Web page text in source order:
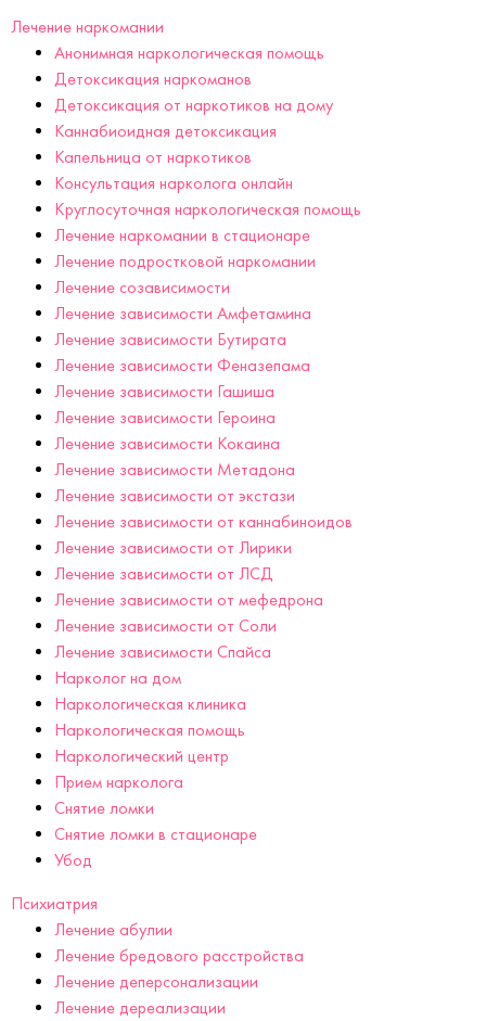
Лечение наркомании
Анонимная наркологическая помощь
Детоксикация наркоманов
Детоксикация от наркотиков на дому
Каннабиоидная детоксикация
Капельница от наркотиков
Консультация нарколога онлайн
Круглосуточная наркологическая помощь
Лечение наркомании в стационаре
Лечение подростковой наркомании
Лечение созависимости
Лечение зависимости Амфетамина
Лечение зависимости Бутирата
Лечение зависимости Феназепама
Лечение зависимости Гашиша
Лечение зависимости Героина
Лечение зависимости Кокаина
Лечение зависимости Метадона
Лечение зависимости от экстази
Лечение зависимости от каннабиноидов
Лечение зависимости от Лирики
Лечение зависимости от ЛСД
Лечение зависимости от мефедрона
Лечение зависимости от Соли
Лечение зависимости Спайса
Нарколог на дом
Наркологическая клиника
Наркологическая помощь
Наркологический центр
Прием нарколога
Снятие ломки
Снятие ломки в стационаре
Убод
Психиатрия
Лечение абулии
Лечение бредового расстройства
Лечение деперсонализации
Лечение дереализации